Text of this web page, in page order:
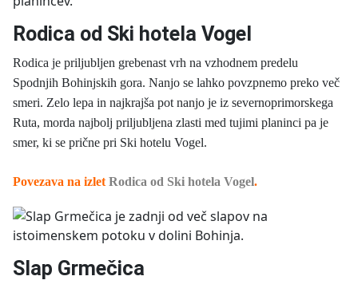
Rodica od Ski hotela Vogel
Rodica je priljubljen grebenast vrh na vzhodnem predelu
Spodnjih Bohinjskih gora. Nanjo se lahko povzpnemo preko več
smeri. Zelo lepa in najkrajša pot nanjo je iz severnoprimorskega
Ruta, morda najbolj priljubljena zlasti med tujimi planinci pa je
smer, ki se prične pri Ski hotelu Vogel.
Povezava na izlet Rodica od Ski hotela Vogel.
Slap Grmečica